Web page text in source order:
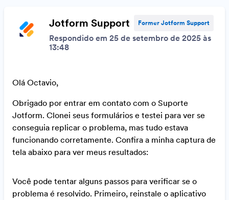
Jotform Support Former Jotform Support
Respondido em 25 de setembro de 2025 às
13:48
Olá Octavio,
Obrigado por entrar em contato com o Suporte
Jotform. Clonei seus formulários e testei para ver se
conseguia replicar o problema, mas tudo estava
funcionando corretamente. Confira a minha captura de
tela abaixo para ver meus resultados:
Você pode tentar alguns passos para verificar se o
problema é resolvido. Primeiro, reinstale o aplicativo